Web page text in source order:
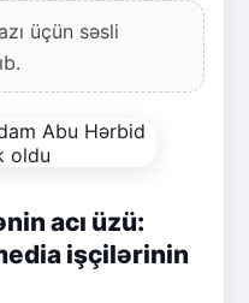
üçün səsli
acı üzü:
işçilərinin